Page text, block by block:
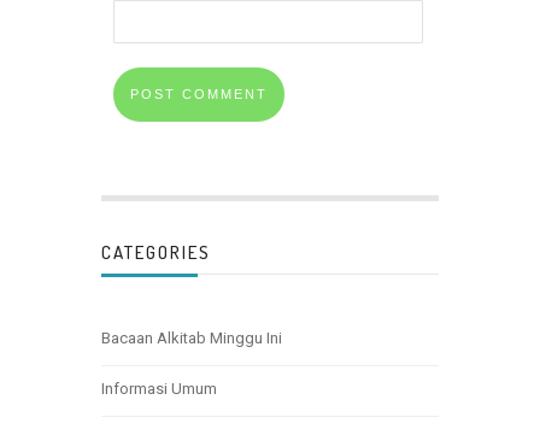
CATEGORIES
Bacaan Alkitab Minggu Ini
Informasi Umum